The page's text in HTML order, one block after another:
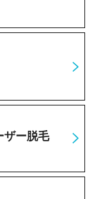
ザー脱毛